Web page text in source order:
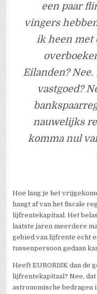
een paar
vingers
ik heen met
Eilanden?
vastgoed?
nauwelijks
komma nul
Hoe lang je het
hangt af van het fiscale
lijfrentekapitaal. Het
laatste jaren meerdere
gebied van lijfrente echt
tussenpersoon gedaan
Heeft EURORISK dan de
lijfrentekapitaal? Nee,
astronomische bedragen